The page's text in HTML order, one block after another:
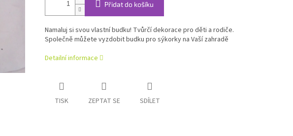
Přidat do košíku
Namaluj si svou vlastní budku! Tvůrčí dekorace pro děti a rodiče.
Společně můžete vyzdobit budku pro sýkorky na Vaší zahradě
Detailní informace
TISK ZEPTAT SE SDÍLET